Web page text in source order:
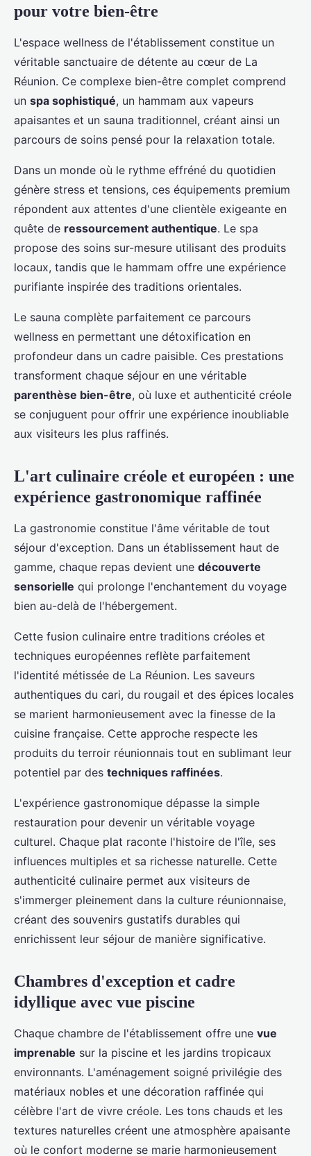
pour votre bien-être
L'espace wellness de l'établissement constitue un
véritable sanctuaire de détente au cœur de La
Réunion. Ce complexe bien-être complet comprend
un spa sophistiqué, un hammam aux vapeurs
apaisantes et un sauna traditionnel, créant ainsi un
parcours de soins pensé pour la relaxation totale.
Dans un monde où le rythme effréné du quotidien
génère stress et tensions, ces équipements premium
répondent aux attentes d'une clientèle exigeante en
quête de ressourcement authentique. Le spa
propose des soins sur-mesure utilisant des produits
locaux, tandis que le hammam offre une expérience
purifiante inspirée des traditions orientales.
Le sauna complète parfaitement ce parcours
wellness en permettant une détoxification en
profondeur dans un cadre paisible. Ces prestations
transforment chaque séjour en une véritable
parenthèse bien-être, où luxe et authenticité créole
se conjuguent pour offrir une expérience inoubliable
aux visiteurs les plus raffinés.
L'art culinaire créole et européen : une
expérience gastronomique raffinée
La gastronomie constitue l'âme véritable de tout
séjour d'exception. Dans un établissement haut de
gamme, chaque repas devient une découverte
sensorielle qui prolonge l'enchantement du voyage
bien au-delà de l'hébergement.
Cette fusion culinaire entre traditions créoles et
techniques européennes reflète parfaitement
l'identité métissée de La Réunion. Les saveurs
authentiques du cari, du rougail et des épices locales
se marient harmonieusement avec la finesse de la
cuisine française. Cette approche respecte les
produits du terroir réunionnais tout en sublimant leur
potentiel par des techniques raffinées.
L'expérience gastronomique dépasse la simple
restauration pour devenir un véritable voyage
culturel. Chaque plat raconte l'histoire de l'île, ses
influences multiples et sa richesse naturelle. Cette
authenticité culinaire permet aux visiteurs de
s'immerger pleinement dans la culture réunionnaise,
créant des souvenirs gustatifs durables qui
enrichissent leur séjour de manière significative.
Chambres d'exception et cadre
idyllique avec vue piscine
Chaque chambre de l'établissement offre une vue
imprenable sur la piscine et les jardins tropicaux
environnants. L'aménagement soigné privilégie des
matériaux nobles et une décoration raffinée qui
célèbre l'art de vivre créole. Les tons chauds et les
textures naturelles créent une atmosphère apaisante
où le confort moderne se marie harmonieusement